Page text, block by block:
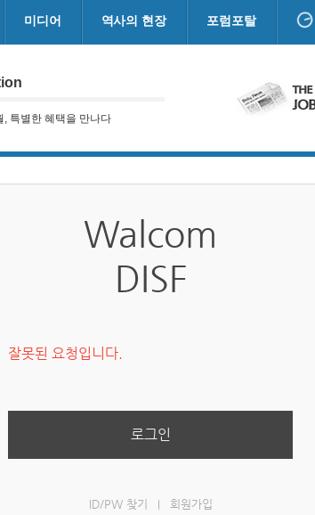
미디어 역사의 현장 포럼포탈
, 특별한 혜택을 만나다
Walcom
DISF
잘못된 요청입니다.
로그인
ID/PW 찾기 회원가입